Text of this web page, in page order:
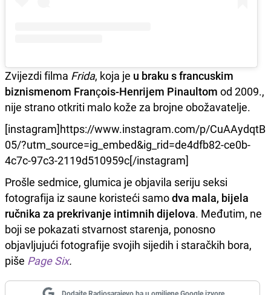
Zvijezdi filma Frida, koja je u braku s francuskim
biznismenom François-Henrijem Pinaultom od 2009.,
nije strano otkriti malo kože za brojne obožavatelje.
[instagram]https://www.instagram.com/p/CuAAydqtB
05/?utm_source=ig_embed&ig_rid=de4dfb82-ce0b-
4c7c-97c3-2119d510959c[/instagram]
Prošle sedmice, glumica je objavila seriju seksi
fotografija iz saune koristeći samodva mala, bijela
ručnika za prekrivanje intimnih dijelova. Međutim, ne
boji se pokazati stvarnost starenja, ponosno
objavljujući fotografije svojih sijedih i staračkih bora,
piše Page Six.